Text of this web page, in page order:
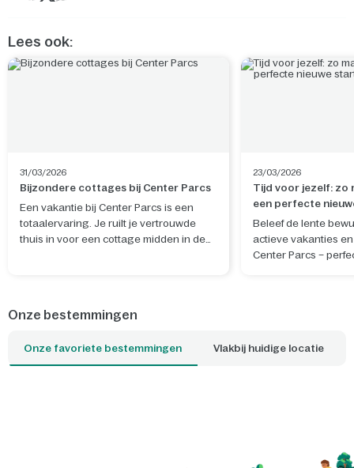
Lees ook:
31/03/2026
Bijzondere cottages bij Center Parcs
Een vakantie bij Center Parcs is een
totaalervaring. Je ruilt je vertrouwde
thuis in voor een cottage midden in de
bijvoorbeeld kunt slapen tussen de
water. Welke cottage is jouw favoriet?
23/03/2026
Tijd voor jezelf: zo
een perfecte
Beleef de lente
actieve vakanties
Center Parcs –
Onze bestemmingen
Onze favoriete bestemmingen Vlakbij huidige locatie